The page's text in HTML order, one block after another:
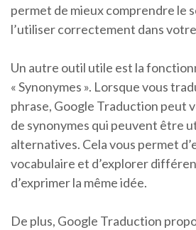
permet de mieux comprendre le
l’utiliser correctement dans
Un autre outil utile est la
« Synonymes ». Lorsque vous
phrase, Google Traduction peut
de synonymes qui peuvent être
alternatives. Cela vous permet
vocabulaire et d’explorer
d’exprimer la même idée.
De plus, Google Traduction